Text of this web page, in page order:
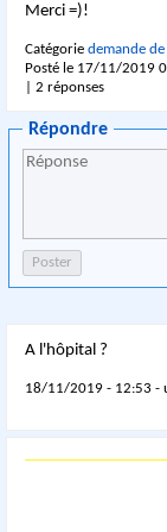
Merci =)!
Catégoriedemande
Posté le 17/11/2019
| 2 réponses
Répondre
A l'hôpital ?
18/11/2019 - 12:53 -